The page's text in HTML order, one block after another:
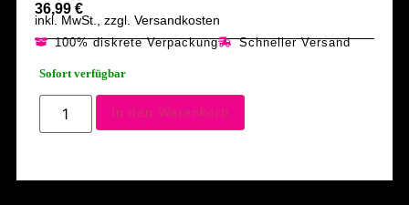
36,99 €
inkl. MwSt., zzgl. Versandkosten
100% diskrete Verpackung Schneller Versand
Sofort verfügbar
In den Warenkorb